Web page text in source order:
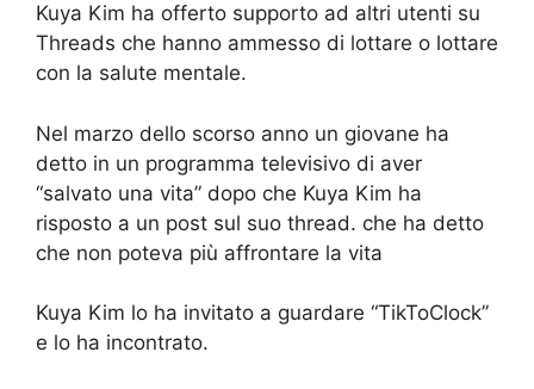
Kuya Kim ha offerto supporto ad altri utenti su
Threads che hanno ammesso di lottare o lottare
con la salute mentale.
Nel marzo dello scorso anno un giovane ha
detto in un programma televisivo di aver
“salvato una vita” dopo che Kuya Kim ha
risposto a un post sul suo thread. che ha detto
che non poteva più affrontare la vita
Kuya Kim lo ha invitato a guardare “TikToClock”
e lo ha incontrato.